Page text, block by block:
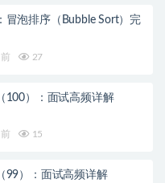
冒泡排序（Bubble Sort）完
27
100）：面试高频详解
15
99）：面试高频详解